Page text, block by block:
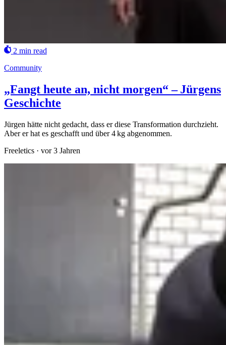
2 min read
Community
„Fangt heute an, nicht morgen“ – Jürgens
Geschichte
Jürgen hätte nicht gedacht, dass er diese Transformation durchzieht.
Aber er hat es geschafft und über 4 kg abgenommen.
Freeletics · vor 3 Jahren